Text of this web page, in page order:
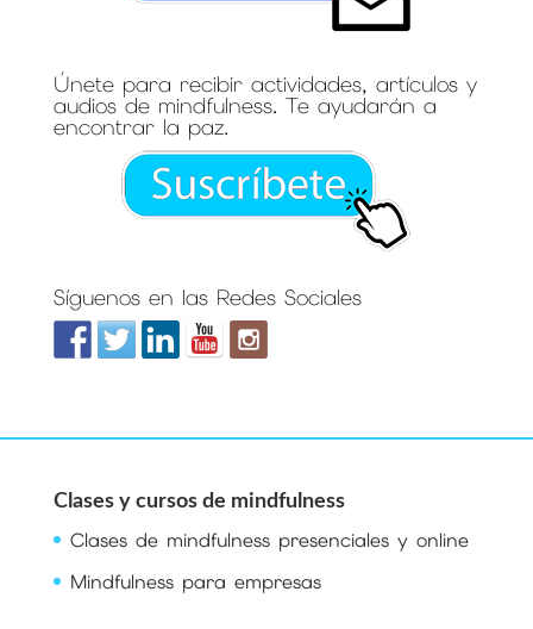
Únete para recibir actividades, artículos y
audios de mindfulness. Te ayudarán a
encontrar la paz.
Síguenos en las Redes Sociales
Clases y cursos de mindfulness
Clases de mindfulness presenciales y online
Mindfulness para empresas